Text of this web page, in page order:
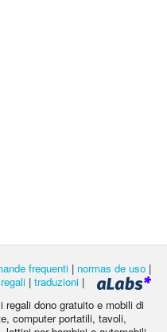
frequenti | normas de uso |
| traduzioni |
regali dono gratuito e mobili di
computer portatili, tavoli,